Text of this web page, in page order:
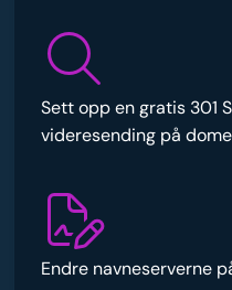
Sett opp en gratis 301
videresending på
Endre navneserverne